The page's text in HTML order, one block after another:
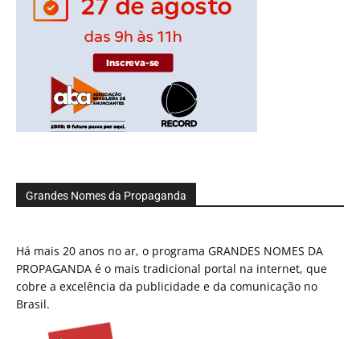
Grandes Nomes da Propaganda
Há mais 20 anos no ar, o programa GRANDES NOMES DA
PROPAGANDA é o mais tradicional portal na internet, que
cobre a excelência da publicidade e da comunicação no
Brasil.